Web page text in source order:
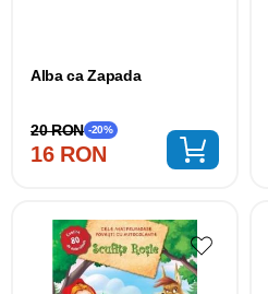
Alba ca Zapada
16 RON
20 RON -20%